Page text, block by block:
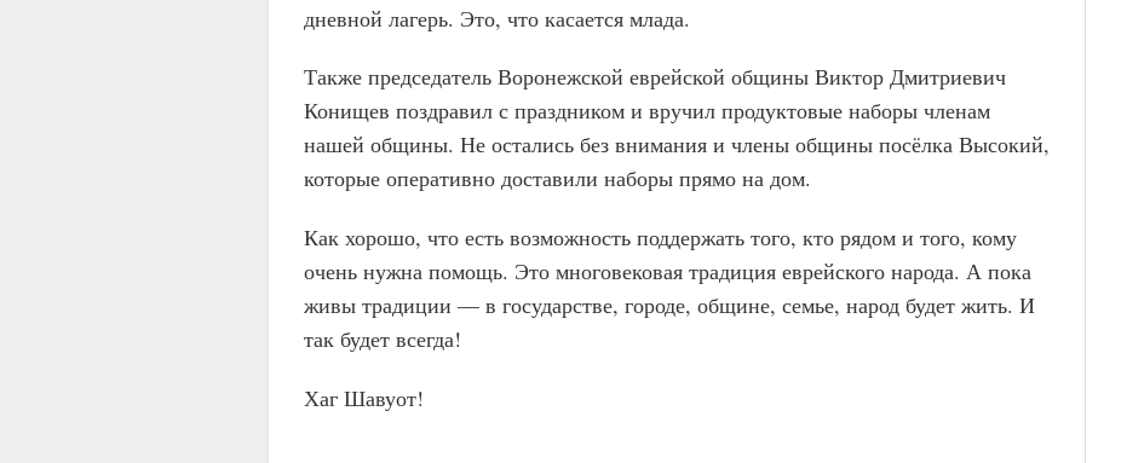
дневной лагерь. Это, что касается млада.
Также председатель Воронежской еврейской общины Виктор Дмитриевич
Конищев поздравил с праздником и вручил продуктовые наборы членам
нашей общины. Не остались без внимания и члены общины посёлка Высокий,
которые оперативно доставили наборы прямо на дом.
Как хорошо, что есть возможность поддержать того, кто рядом и того, кому
очень нужна помощь. Это многовековая традиция еврейского народа. А пока
живы традиции — в государстве, городе, общине, семье, народ будет жить. И
так будет всегда!
Хаг Шавуот!